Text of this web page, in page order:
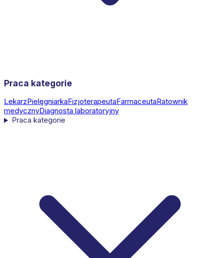
Praca kategorie
LekarzPielęgniarkaFizjoterapeutaFarmaceutaRatownik
medycznyDiagnosta laboratoryjny
Praca kategorie